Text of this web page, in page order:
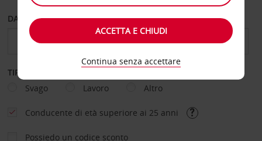
DAL GIORNO AL GIORNO
TIPOLOGIA DI NOLEGGIO
Svago
Lavoro Altro
Conducente di età superiore ai 25 anni
Possiedo un codice sconto
ACCETTA E CHIUDI
Continua senza accettare